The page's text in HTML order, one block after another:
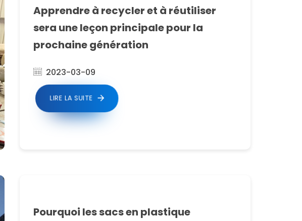
Apprendre à recycler et à réutiliser
sera une leçon principale pour la
prochaine génération
2023-03-09
LIRE LA SUITE
Pourquoi les sacs en plastique